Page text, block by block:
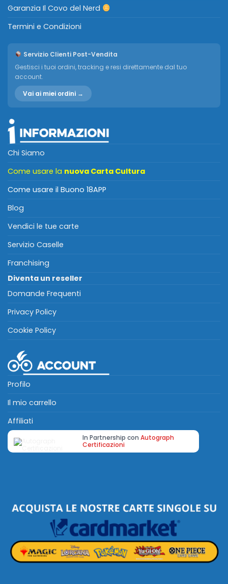
Garanzia Il Covo del Nerd
Termini e Condizioni
Servizio Clienti Post-Vendita
Gestisci i tuoi ordini, tracking e resi direttamente dal tuo
account.
Vai ai miei ordini →
Chi Siamo
Come usare la nuova Carta Cultura
Come usare il Buono 18APP
Blog
Vendici le tue carte
Servizio Caselle
Franchising
Diventa un reseller
Domande Frequenti
Privacy Policy
Cookie Policy
Profilo
Il mio carrello
Affiliati
In Partnership con Autograph
Certificazioni